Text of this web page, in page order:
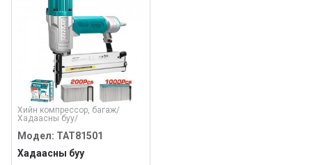
Хийн компрессор, багаж/
Хадаасны буу/
Модел: TAT81501
Хадаасны буу